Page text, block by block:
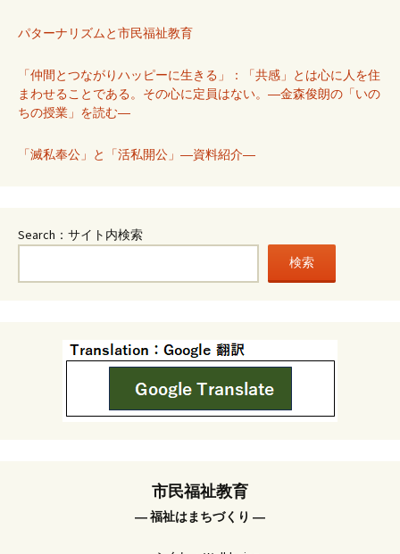
パターナリズムと市民福祉教育
「仲間とつながりハッピーに生きる」：「共感」とは心に人を住
まわせることである。その心に定員はない。―金森俊朗の「いの
ちの授業」を読む―
「滅私奉公」と「活私開公」―資料紹介―
Search：サイト内検索
検索
市民福祉教育
― 福祉はまちづくり ―